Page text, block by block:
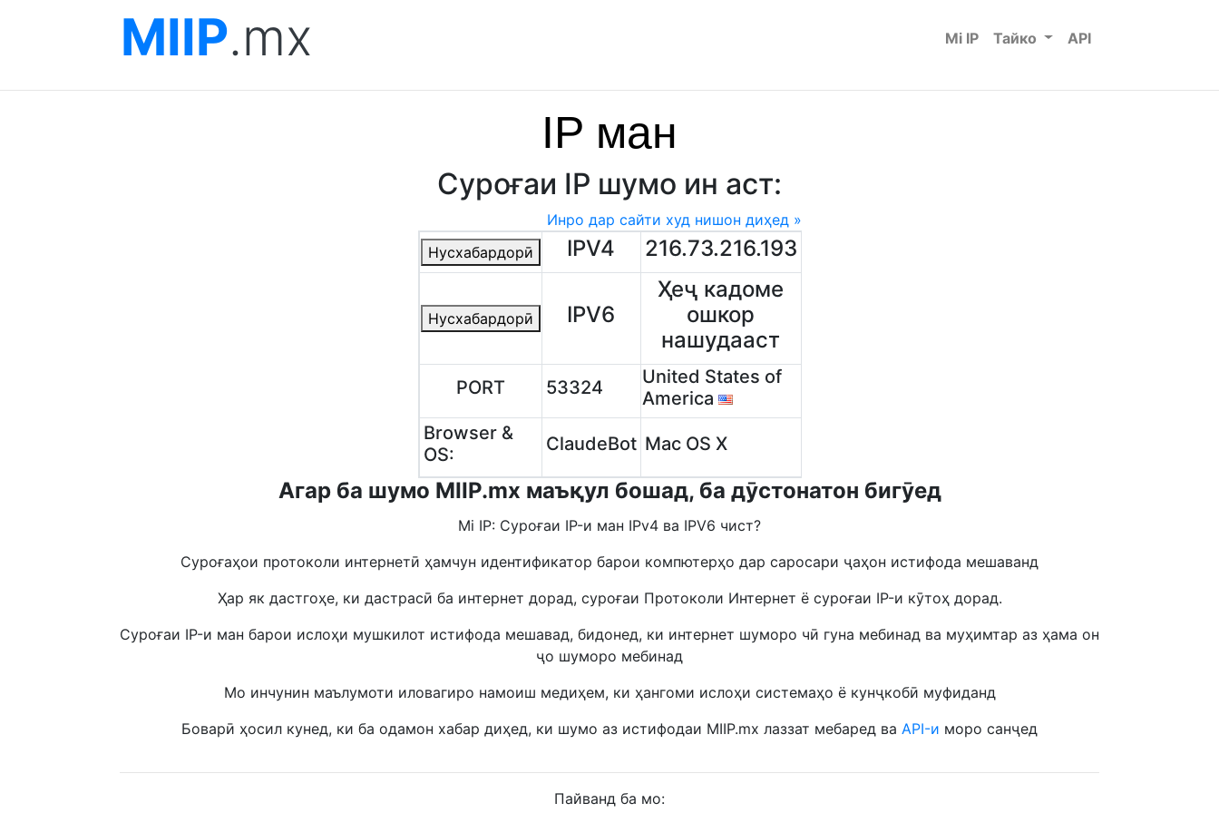
MIIP.mx Mi IP Тайко API
IP ман
Суроғаи IP шумо ин аст:
Инро дар сайти худ нишон диҳед »
Нусхабардорӣ
IPV4 216.73.216.193
Нусхабардорӣ IPV6
Ҳеҷ кадоме
ошкор
нашудааст
PORT 53324
United States of
America
Browser &
OS:
ClaudeBot Mac OS X
Агар ба шумо MIIP.mx маъқул бошад, ба дӯстонатон бигӯед
Mi IP: Суроғаи IP-и ман IPv4 ва IPV6 чист?
Суроғаҳои протоколи интернетӣ ҳамчун идентификатор барои компютерҳо дар саросари ҷаҳон истифода мешаванд
Ҳар як дастгоҳе, ки дастрасӣ ба интернет дорад, суроғаи Протоколи Интернет ё суроғаи IP-и кӯтоҳ дорад.
Суроғаи IP-и ман барои ислоҳи мушкилот истифода мешавад, бидонед, ки интернет шуморо чӣ гуна мебинад ва муҳимтар аз ҳама он
ҷо шуморо мебинад
Мо инчунин маълумоти иловагиро намоиш медиҳем, ки ҳангоми ислоҳи системаҳо ё кунҷкобӣ муфиданд
Боварӣ ҳосил кунед, ки ба одамон хабар диҳед, ки шумо аз истифодаи MIIP.mx лаззат мебаред ва API-и моро санҷед
Пайванд ба мо: